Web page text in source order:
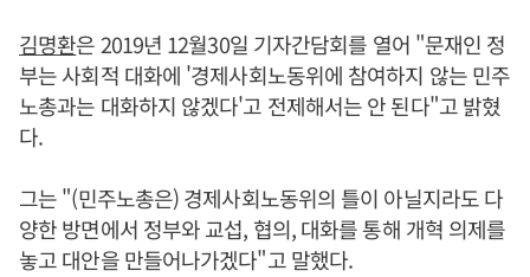
김명환은 2019년 12월30일 기자간담회를 열어 "문재인 정
부는 사회적 대화에 '경제사회노동위에 참여하지 않는 민주
노총과는 대화하지 않겠다'고 전제해서는 안 된다"고 밝혔
다.
그는 "(민주노총은) 경제사회노동위의 틀이 아닐지라도 다
양한 방면에서 정부와 교섭, 협의, 대화를 통해 개혁 의제를
놓고 대안을 만들어나가겠다"고 말했다.